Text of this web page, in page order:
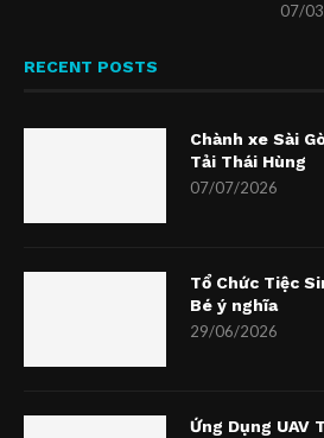
07/
RECENT POSTS
Chành xe Sài
Tải Thái Hùng
07/07/2026
Tổ Chức Tiệc
Bé ý nghĩa
29/06/2026
Ứng Dụng UAV